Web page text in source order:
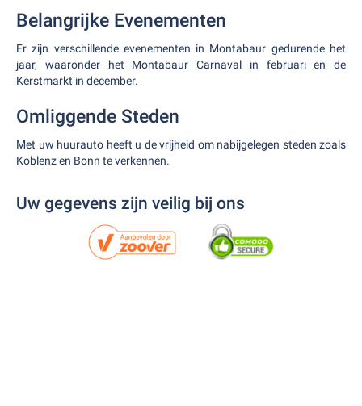
Belangrijke Evenementen
Er zijn verschillende evenementen in Montabaur gedurende het
jaar, waaronder het Montabaur Carnaval in februari en de
Kerstmarkt in december.
Omliggende Steden
Met uw huurauto heeft u de vrijheid om nabijgelegen steden zoals
Koblenz en Bonn te verkennen.
Uw gegevens zijn veilig bij ons